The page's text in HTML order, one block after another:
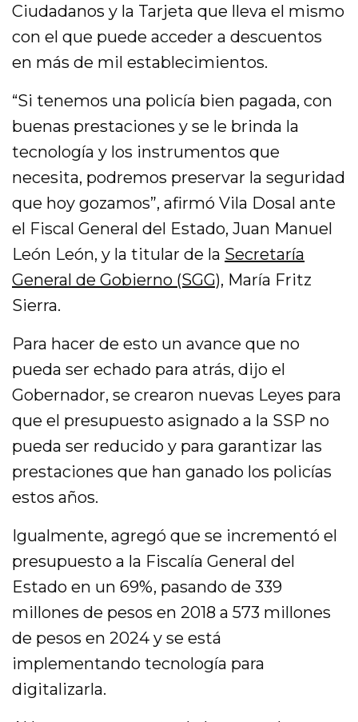
Ciudadanos y la Tarjeta que lleva el mismo
con el que puede acceder a descuentos
en más de mil establecimientos.
“Si tenemos una policía bien pagada, con
buenas prestaciones y se le brinda la
tecnología y los instrumentos que
necesita, podremos preservar la seguridad
que hoy gozamos”, afirmó Vila Dosal ante
el Fiscal General del Estado, Juan Manuel
León León, y la titular de la Secretaría
General de Gobierno (SGG), María Fritz
Sierra.
Para hacer de esto un avance que no
pueda ser echado para atrás, dijo el
Gobernador, se crearon nuevas Leyes para
que el presupuesto asignado a la SSP no
pueda ser reducido y para garantizar las
prestaciones que han ganado los policías
estos años.
Igualmente, agregó que se incrementó el
presupuesto a la Fiscalía General del
Estado en un 69%, pasando de 339
millones de pesos en 2018 a 573 millones
de pesos en 2024 y se está
implementando tecnología para
digitalizarla.